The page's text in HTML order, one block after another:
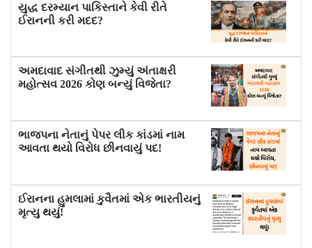
યુદ્ધ દરમ્યાન પાકિસ્તાને કેવી રીતે
ઈરાનની કરી મદદ?
અમદાવાદ સંગીતથી ઝુમ્યું અંતાક્ષરી
મહોત્સવ 2026 કોણ બન્યું વિજેતા?
ભાજપના નેતાનું પેપર લીક કાંડમાં નામ
આવતા થયો વિરોધ છીનવાયું પદ!
ઈરાનના હુમલામાં કુવૈતમાં એક ભારતીયનું
મૃત્યુ થયું!